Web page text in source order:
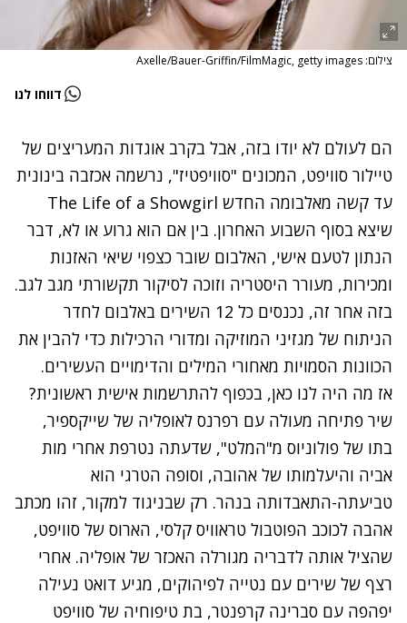
צילום: Axelle/Bauer-Griffin/FilmMagic, getty images
דווחו לנו
הם לעולם לא יודו בזה, אבל בקרב אוגדות המעריצים של
טיילור סוויפט, המכונים "סוויפטיז", נרשמה אכזבה בינונית
עד קשה מאלבומה החדש The Life of a Showgirl
שיצא בסוף השבוע האחרון. בין אם הוא גרוע או לא, דבר
הנתון לטעם אישי, האלבום שובר כצפוי שיאי האזנות
ומכירות, מעורר היסטריה וזוכה לסיקור תקשורתי מגב לגב.
בזה אחר זה, נכנסים כל 12 השירים באלבום לחדר
הניתוח של מגזיני המוזיקה ומדורי הרכילות כדי להבין את
הכוונות הסמויות מאחורי המילים והדימויים העשירים.
אז מה היה לנו כאן, בכפוף להתרשמות אישית ראשונית?
שיר פתיחה מעולה עם רפרנס לאופליה של שייקספיר,
בתו של פולוניוס מ"המלט", שדעתה נטרפת אחרי מות
אביה והיעלמותו של אהובה, וסופה הטרגי הוא
טביעתה-התאבדותה בנהר. רק שבניגוד למקור, זהו מכתב
אהבה לכוכב הפוטבול טראוויס קלסי, הארוס של סוויפט,
שהציל אותה לדבריה מגורלה האכזר של אופליה. אחרי
רצף של שירים עם נטייה לפיהוקים, מגיע דואט נעילה
יפהפה עם סברינה קרפנטר, בת טיפוחיה של סוויפט